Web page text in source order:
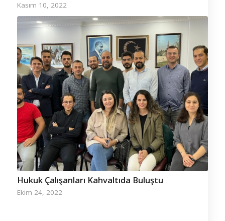
Kasım 10, 2022
Hukuk Çalışanları Kahvaltıda Buluştu
Ekim 24, 2022